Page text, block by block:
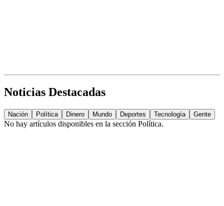
Noticias Destacadas
Nación Política Dinero Mundo Deportes Tecnología Gente
No hay artículos disponibles en la sección Política.